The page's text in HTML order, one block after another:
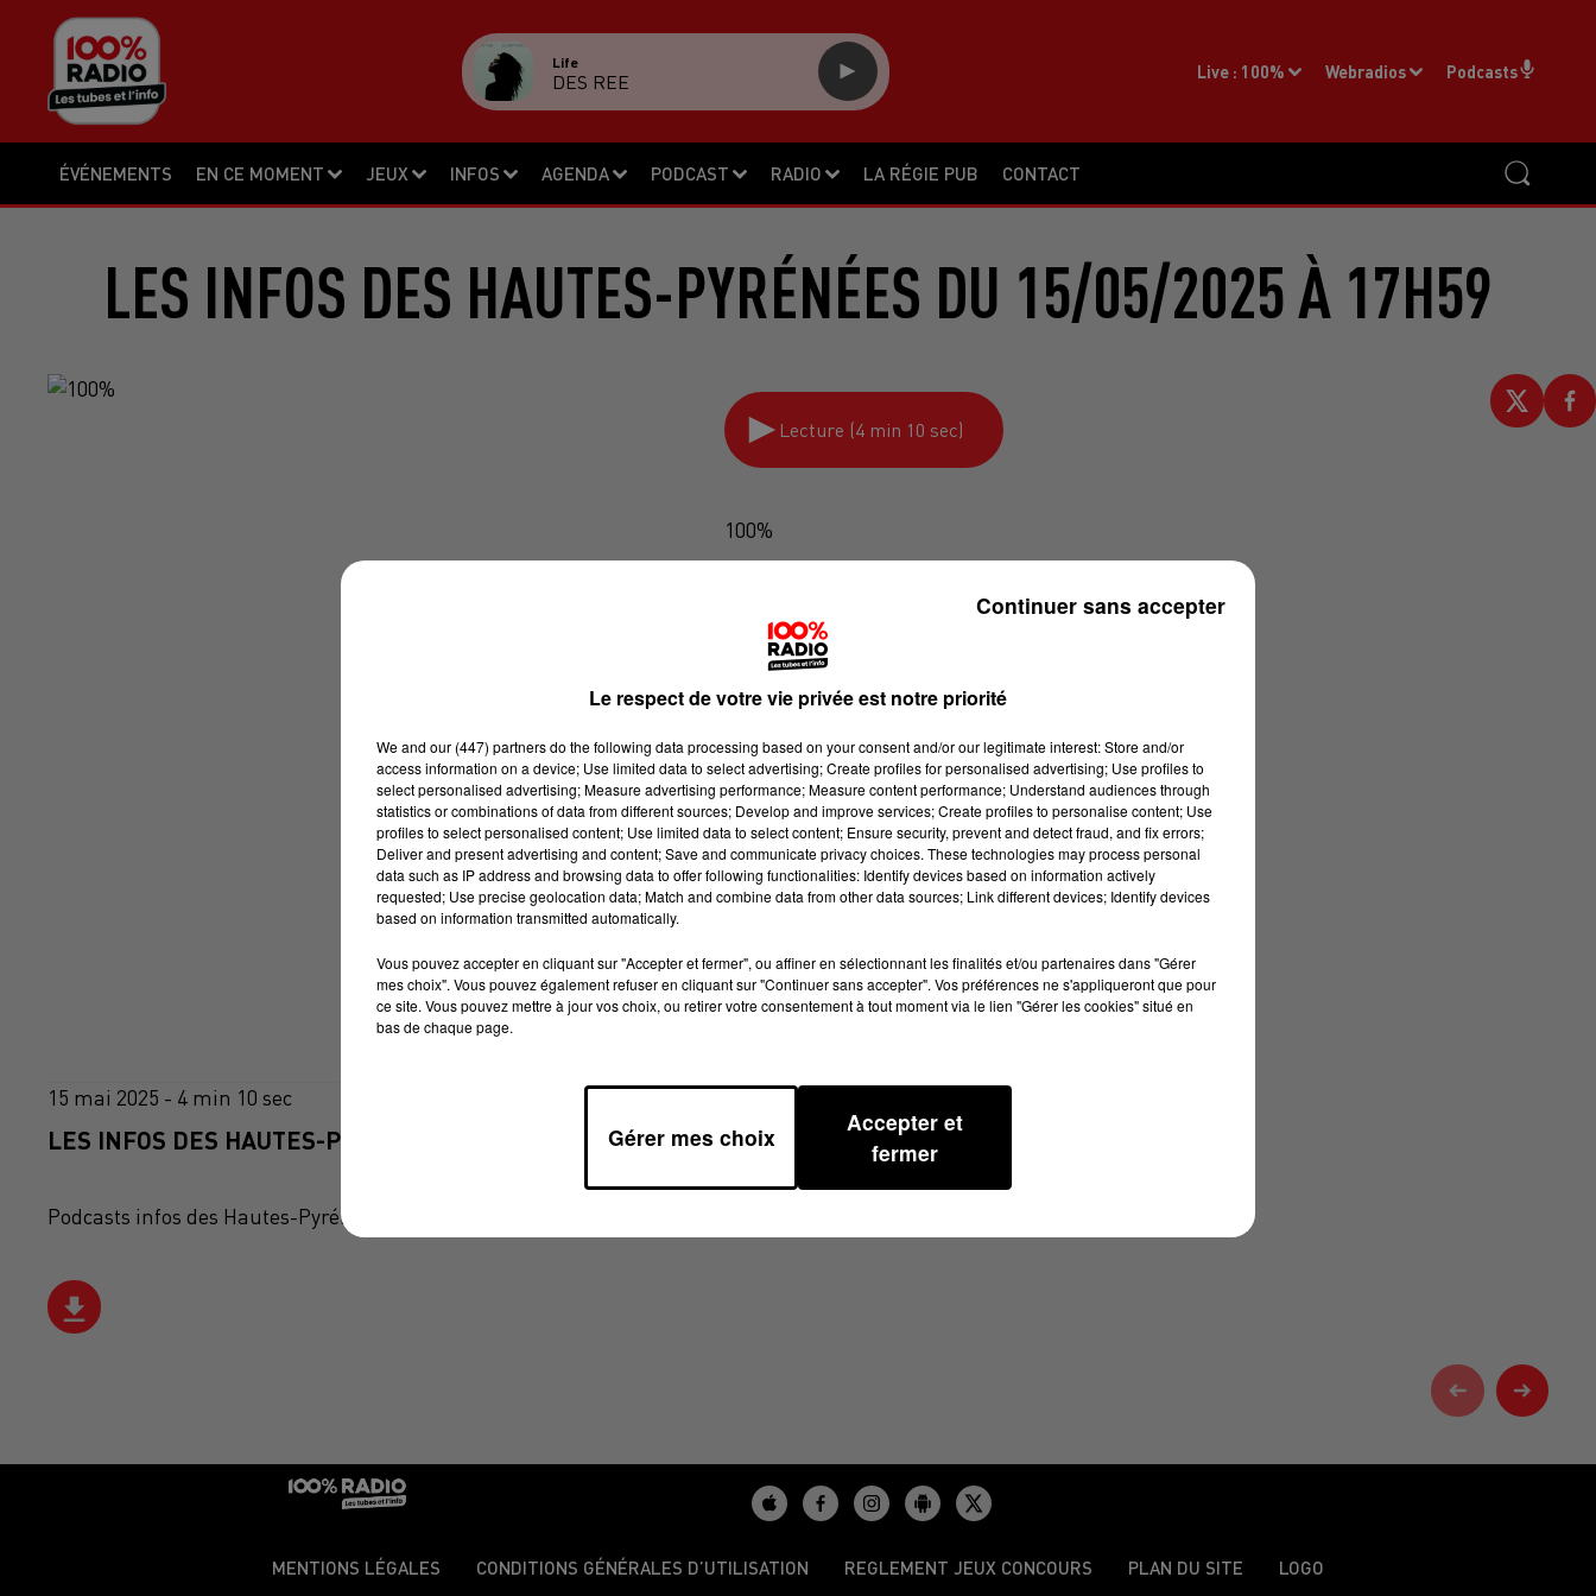
ÉVÉNEMENTS EN CE MOMENT JEUX INFOS AGENDA PODCAST RADIO LA RÉGIE PUB CONTACT
Live : 100% Webradios Podcasts
Life
DES REE
LES INFOS DES HAUTES-PYRÉNÉES DU 15/05/2025 À 17H59
Lecture (4 min 10 sec)
100%
15 mai 2025 - 4 min 10 sec
LES INFOS DES HAUTES-PYRÉNÉES DU 15/05/2025 À 17H59
Podcasts infos des Hautes-Pyrénées
MENTIONS LÉGALES CONDITIONS GÉNÉRALES D’UTILISATION REGLEMENT JEUX CONCOURS PLAN DU SITE LOGO
Le respect de votre vie privée est notre priorité
We and our (447) partnersdo the following data processing based on your consent and/or our legitimate interest: Store and/or
access information on a device; Use limited data to select advertising; Create profiles for personalised advertising; Use profiles to
select personalised advertising; Measure advertising performance; Measure content performance; Understand audiences through
statistics or combinations of data from different sources; Develop and improve services; Create profiles to personalise content; Use
profiles to select personalised content; Use limited data to select content; Ensure security, prevent and detect fraud, and fix errors;
Deliver and present advertising and content; Save and communicate privacy choices. These technologies may process personal
data such as IP address and browsing data to offer following functionalities: Identify devices based on information actively
requested; Use precise geolocation data; Match and combine data from other data sources; Link different devices; Identify devices
based on information transmitted automatically.
Vous pouvez accepter en cliquant sur "Accepter et fermer", ou affiner en sélectionnant les finalités et/ou partenaires dans "Gérer
mes choix". Vous pouvez également refuser en cliquant sur "Continuer sans accepter". Vos préférences ne s'appliqueront que pour
ce site. Vous pouvez mettre à jour vos choix, ou retirer votre consentement à tout moment via le lien "Gérer les cookies" situé en
bas de chaque page.
Gérer mes choix
Accepter et
fermer
Continuer sans accepter